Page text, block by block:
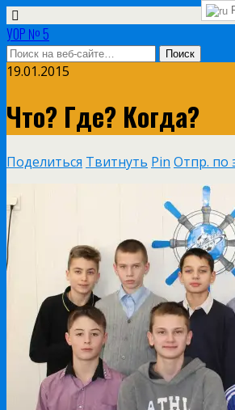
УОР № 5
19.01.2015
Что? Где? Когда?
Поделиться Твитнуть Pin Отпр. по